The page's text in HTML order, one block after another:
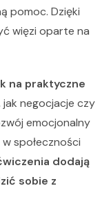
pomoc. Dzięki
więzi oparte na
na praktyczne
jak negocjacje czy
emocjonalny
społeczności
dodają
sobie z